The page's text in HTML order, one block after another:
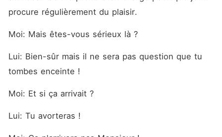
procure régulièrement du plaisir.
Moi: Mais êtes-vous sérieux là ?
Lui: Bien-sûr mais il ne sera pas question que tu
tombes enceinte !
Moi: Et si ça arrivait ?
Lui: Tu avorteras !